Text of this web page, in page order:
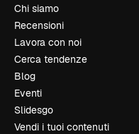
Chi siamo
Recensioni
Lavora con noi
Cerca tendenze
Blog
Eventi
Slidesgo
Vendi i tuoi contenuti